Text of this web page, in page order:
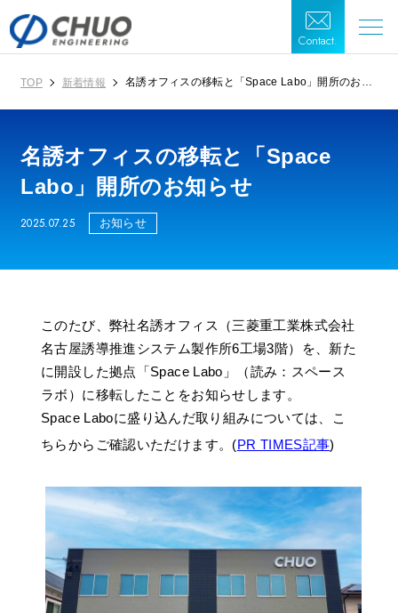
Contact.
TOP 新着情報
名誘オフィスの移転と「Space Labo」開所のお知
名誘オフィスの移転と「Space
Labo」開所のお知らせ
2025.07.25 お知らせ
このたび、弊社名誘オフィス（三菱重工業株式会社
名古屋誘導推進システム製作所6工場3階）を、新た
に開設した拠点「Space Labo」（読み：スペース
ラボ）に移転したことをお知らせします。
Space Laboに盛り込んだ取り組みについては、こ
ちらからご確認いただけます。(PR TIMES記事)